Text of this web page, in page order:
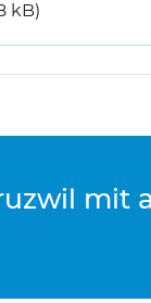
kB)
mit